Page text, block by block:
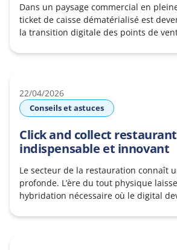
Dans un paysage commercial en
ticket de caisse dématérialisé est
la transition digitale des points de
morceau de papier thermique perdu
22/04/2026
Conseils et astuces
Click and collect
indispensable et innovant
Le secteur de la restauration connaît
profonde. L’ère du tout physique
hybridation nécessaire où le digital
s’impose comme le levier de